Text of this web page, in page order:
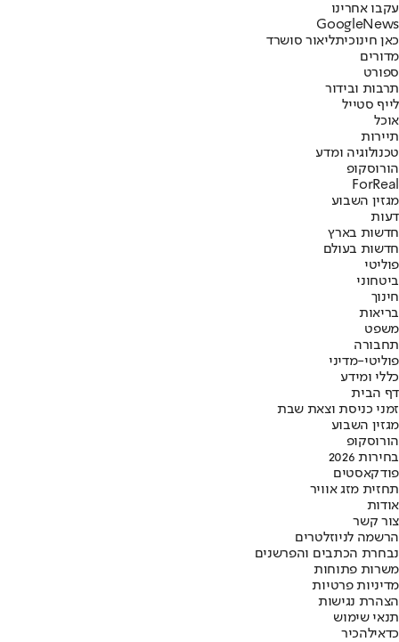
עקבו אחרינו
Googl eNews
כאן חינוכיתליאור סושרד
מדורים
ספורט
תרבות ובידור
לייף סטייל
אוכל
תיירות
טכנולוגיה ומדע
הורוסקופ
ForReal
מגזין השבוע
דעות
חדשות בארץ
חדשות בעולם
פוליטי
ביטחוני
חינוך
בריאות
משפט
תחבורה
פוליטי-מדיני
כללי ומידע
דף הבית
זמני כניסת וצאת שבת
מגזין השבוע
הורוסקופ
בחירות 2026
פודקאסטים
תחזית מזג אוויר
אודות
צור קשר
הרשמה לניוזלטרים
נבחרת הכתבים והפרשנים
משרות פתוחות
מדיניות פרטיות
הצהרת נגישות
תנאי שימוש
כדאילהכיר